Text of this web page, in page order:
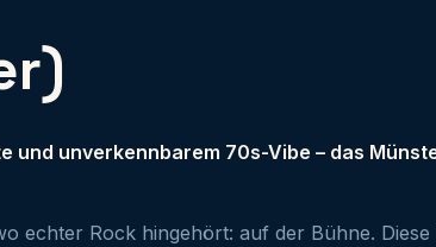
und unverkennbarem 70s-Vibe – das
echter Rock hingehört: auf der Bühne.